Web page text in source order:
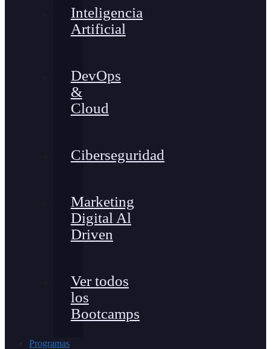
Inteligencia
Artificial
DevOps
&
Cloud
Ciberseguridad
Marketing
Digital Al
Driven
Ver todos
los
Bootcamps
Programas